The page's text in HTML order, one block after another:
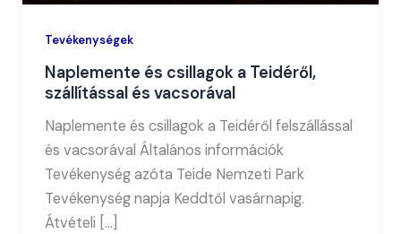
Tevékenységek
Naplemente és csillagok a Teidéről,
szállítással és vacsorával
Naplemente és csillagok a Teidéről felszállással
és vacsorával Általános információk
Tevékenység azóta Teide Nemzeti Park
Tevékenység napja Keddtől vasárnapig.
Átvételi […]